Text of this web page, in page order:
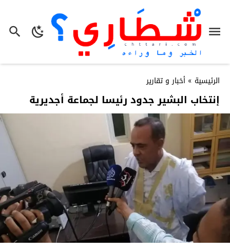
الرئيسية » أخبار و تقارير
إنتخاب البشير جدود رئيسا لجماعة أجديرية